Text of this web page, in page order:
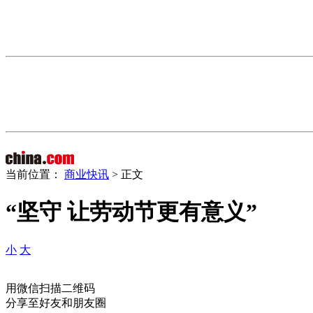
当前位置： 商业快讯 > 正文
“坚守 让劳动节更有意义”
小 大
用微信扫描二维码
分享至好友和朋友圈